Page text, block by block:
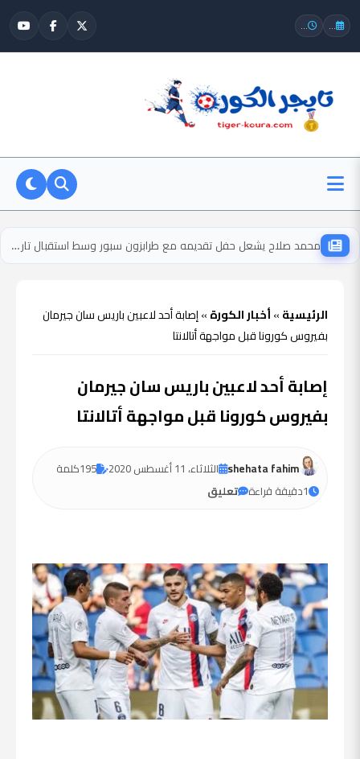
...
...
محمد صلاح يشعل حفل تقديمه مع طرابزون سبور وسط استقبال تاريخي للجماهير
الرئيسية»أخبار الكورة»إصابة أحد لاعبين باريس سان جيرمان
بفيروس كورونا قبل مواجهة أتالانتا
إصابة أحد لاعبين باريس سان جيرمان
بفيروس كورونا قبل مواجهة أتالانتا
shehata fahim الثلاثاء، 11 أغسطس 2020 195كلمة
1دقيقة قراءة تعليق